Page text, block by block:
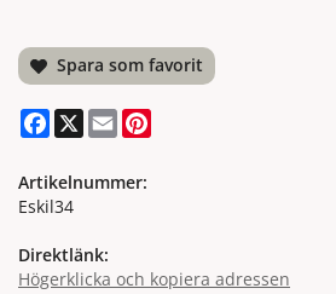
Spara som favorit
Facebook
X Email
Artikelnummer:
Eskil34
Direktlänk:
Högerklicka och kopiera adressen